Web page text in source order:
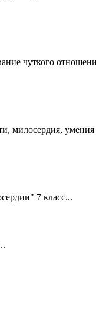
чуткого
умения
7 класс...